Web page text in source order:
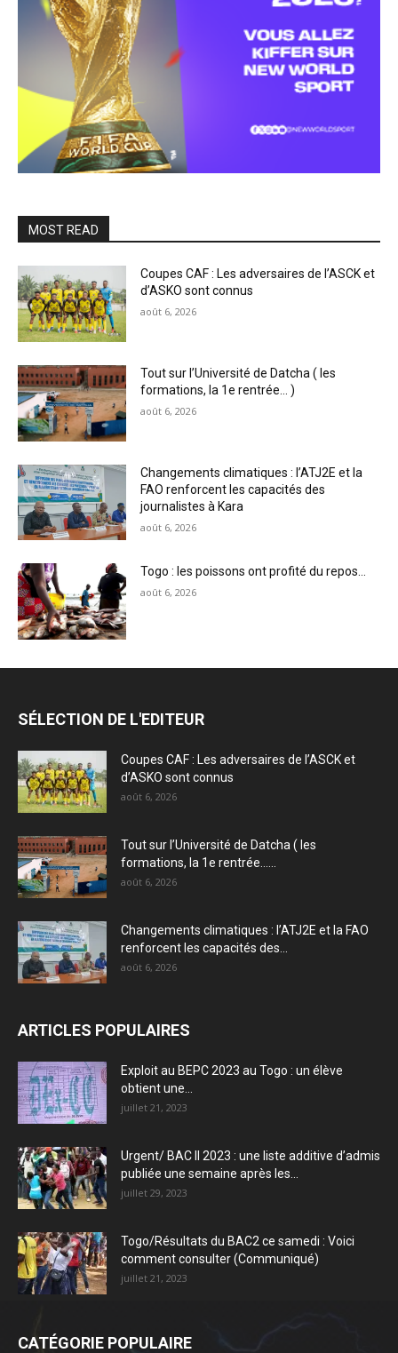
MOST READ
Coupes CAF : Les adversaires de l’ASCK et
d’ASKO sont connus
août 6, 2026
Tout sur l’Université de Datcha ( les
formations, la 1e rentrée… )
août 6, 2026
Changements climatiques : l’ATJ2E et la
FAO renforcent les capacités des
journalistes à Kara
août 6, 2026
Togo : les poissons ont profité du repos…
août 6, 2026
SÉLECTION DE L'EDITEUR
Coupes CAF : Les adversaires de l’ASCK et
d’ASKO sont connus
août 6, 2026
Tout sur l’Université de Datcha ( les
formations, la 1e rentrée…...
août 6, 2026
Changements climatiques : l’ATJ2E et la FAO
renforcent les capacités des...
août 6, 2026
ARTICLES POPULAIRES
Exploit au BEPC 2023 au Togo : un élève
obtient une...
juillet 21, 2023
Urgent/ BAC II 2023 : une liste additive d’admis
publiée une semaine après les...
juillet 29, 2023
Togo/Résultats du BAC2 ce samedi : Voici
comment consulter (Communiqué)
juillet 21, 2023
CATÉGORIE POPULAIRE